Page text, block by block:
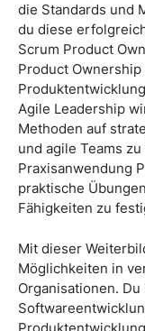
die Standards und
du diese
Scrum Product
Product
Agile Leadership
Methoden auf
und agile Teams
Praxisanwendung
praktische
Fähigkeiten zu
Mit dieser
Möglichkeiten in
Organisationen.